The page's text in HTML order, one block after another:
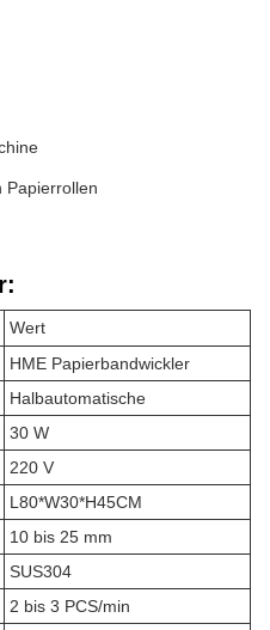
Papierrollen
Wert
HME Papierbandwickler
Halbautomatische
30 W
220 V
L80*W30*H45CM
10 bis 25 mm
SUS304
2 bis 3 PCS/min